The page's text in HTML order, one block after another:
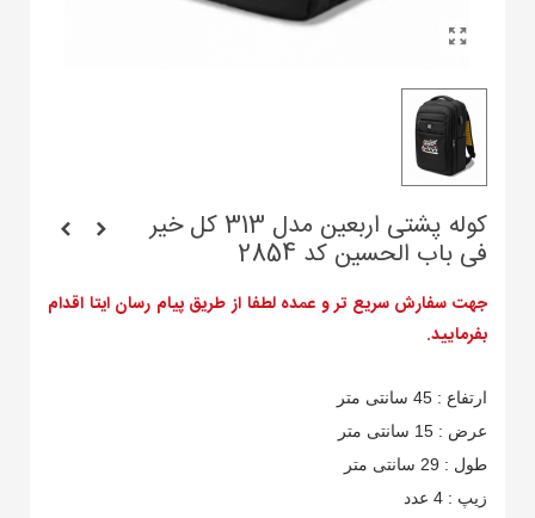
کوله پشتی اربعین مدل 313 کل خیر
فی باب الحسین کد 2854
جهت سفارش سریع تر و عمده لطفا از طریق پیام رسان ایتا اقدام
بفرمایید.
ارتفاع : 45 سانتی متر
عرض : 15 سانتی متر
طول : 29 سانتی متر
زیپ : 4 عدد